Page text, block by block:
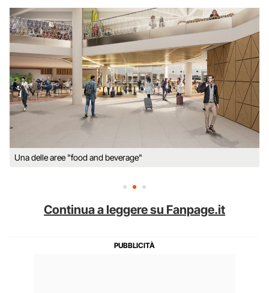
Una delle aree "food and beverage"
Continua a leggere su Fanpage.it